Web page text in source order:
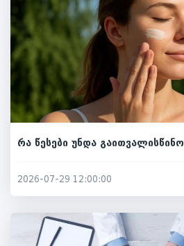
რა წესები უნდა
2026-07-29 12:00:00